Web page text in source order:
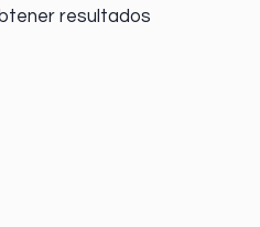
resultados